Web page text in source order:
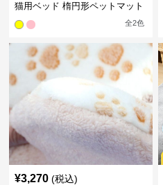
猫用ベッド 楕円形ペットマット
全2色
¥3,270 (税込)